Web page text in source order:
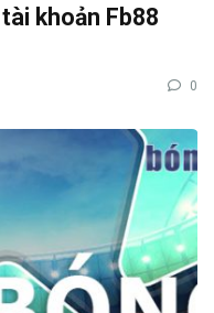
khoản Fb88
0